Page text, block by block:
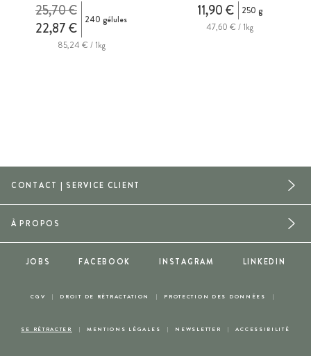
22,87 €
25,70 € 240 gélules
85,24 € / 1kg
11,90 €
250 g
47,60 € / 1kg
CONTACT | SERVICE CLIENT
CGV DROIT DE RÉTRACTATION PROTECTION DES DONNÉES
SE RÉTRACTER MENTIONS LÉGALES NEWSLETTER ACCESSIBILITÉ
À PROPOS
JOBS FACEBOOK INSTAGRAM LINKEDIN